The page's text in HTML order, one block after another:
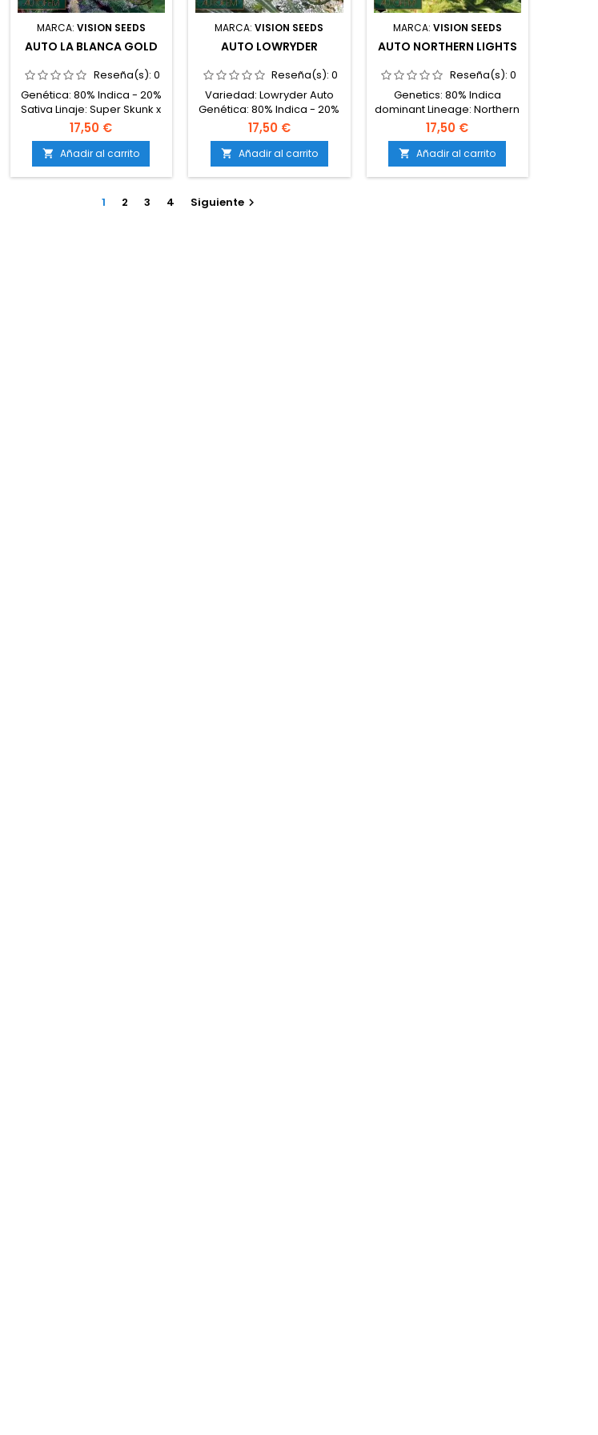
MARCA: VISION SEEDS
AUTO LA BLANCA GOLD
Reseña(s): 0
Genética: 80% Indica - 20%
Sativa Linaje: Super Skunk x
Great White x Skunk # 1
Periodo de flor: 9 semanas
Mes de cosecha:
septiembre Rendimiento
(interior / exterior): 450/600
gr / m2 Estatura (interior /
exterior): 70 + / 250 cm Nivel
17,50 €
 Añadir al carrito
MARCA:VISION SEEDS
AUTO LOWRYDER
Reseña(s):0
Variedad: Lowryder Auto
Genética: 80% Indica - 20%
Sativa THC: 14% Producción
(gr/m2): 90 Días: 56 Altura
Interior (cm): 30 Altura
Exterior (cm): 50 Efecto:
Mezcla Sabor: Terroso
17,50 €
 Añadir al carrito
MARCA: VISION SEEDS
AUTO NORTHERN LIGHTS
Reseña(s): 0
Genetics: 80% Indica
dominant Lineage: Northern
Lights x Mexican Ruderalis
Flower Periodo: 8 weeks
Yield (indoor/outdoor): 30 –
50 (± 120 gr/m2) Stature
(indoor/outdoor): 60/80 cm
17,50 €
 Añadir al carrito
1 2 3 4 Siguiente 